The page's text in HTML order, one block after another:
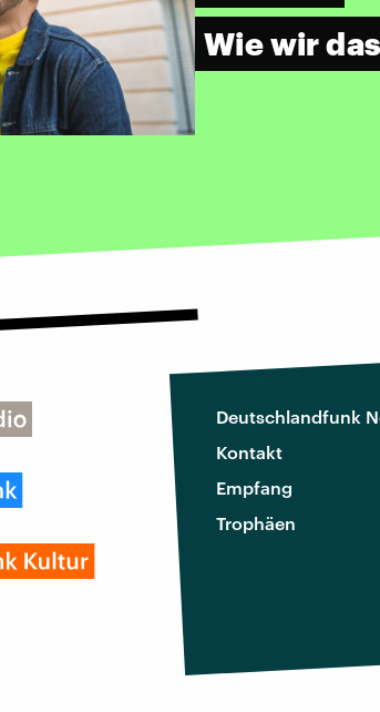
Wie wir
Deutschlandfunk
Kontakt
Empfang
Trophäen